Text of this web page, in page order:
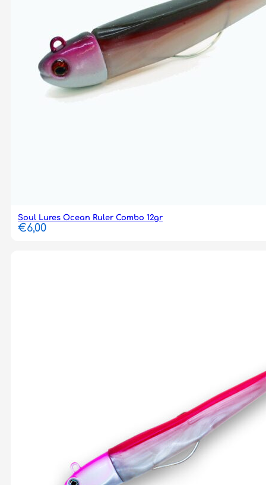
Soul Lures Ocean Ruler Combo 12gr
€6,00